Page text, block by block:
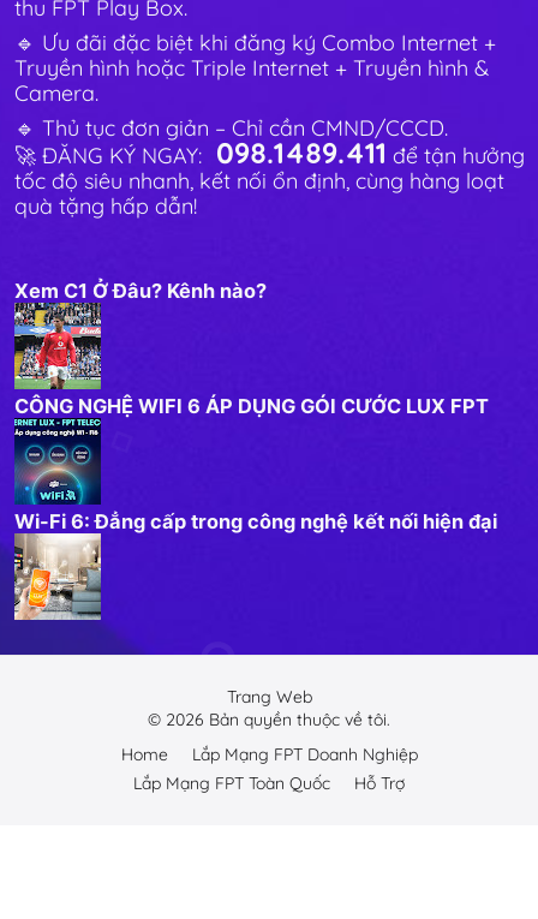
thu FPT Play Box.
🔹 Ưu đãi đặc biệt khi đăng ký Combo Internet +
Truyền hình hoặc Triple Internet + Truyền hình &
Camera.
🔹 Thủ tục đơn giản – Chỉ cần CMND/CCCD.
🚀 ĐĂNG KÝ NGAY: 098.1489.411 để tận hưởng
tốc độ siêu nhanh, kết nối ổn định, cùng hàng loạt
quà tặng hấp dẫn!
Xem C1 Ở Đâu? Kênh nào?
CÔNG NGHỆ WIFI 6 ÁP DỤNG GÓI CƯỚC LUX FPT
Wi-Fi 6: Đẳng cấp trong công nghệ kết nối hiện đại
Trang Web
© 2026 Bản quyền thuộc về tôi.
Home
Lắp Mạng FPT Doanh Nghiệp
Lắp Mạng FPT Toàn Quốc
Hỗ Trợ